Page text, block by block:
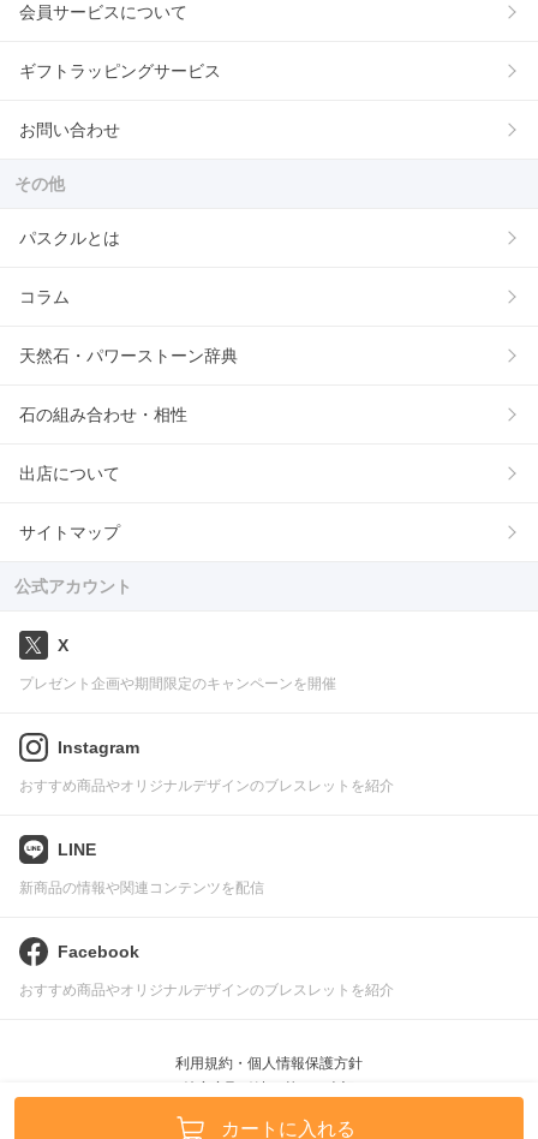
会員サービスについて
ギフトラッピングサービス
お問い合わせ
その他
パスクルとは
コラム
天然石・パワーストーン辞典
石の組み合わせ・相性
出店について
サイトマップ
公式アカウント
X
プレゼント企画や期間限定のキャンペーンを開催
Instagram
おすすめ商品やオリジナルデザインのブレスレットを紹介
LINE
新商品の情報や関連コンテンツを配信
Facebook
おすすめ商品やオリジナルデザインのブレスレットを紹介
利用規約・個人情報保護方針
Pascle © leafworks, Inc.